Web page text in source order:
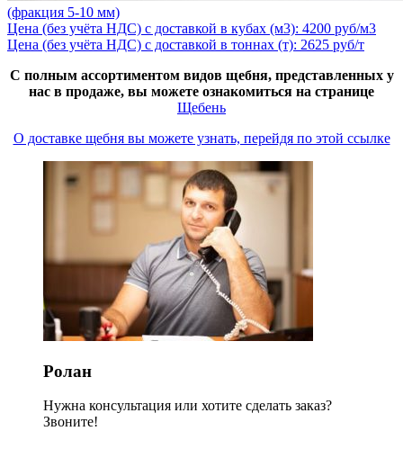
(фракция 5-10 мм)
Цена (без учёта НДС) с доставкой в кубах (м3): 4200 руб/м3
Цена (без учёта НДС) с доставкой в тоннах (т): 2625 руб/т
С полным ассортиментом видов щебня, представленных у
нас в продаже, вы можете ознакомиться на странице
Щебень
О доставке щебня вы можете узнать, перейдя по этой ссылке
Ролан
Нужна консультация или хотите сделать заказ?
Звоните!